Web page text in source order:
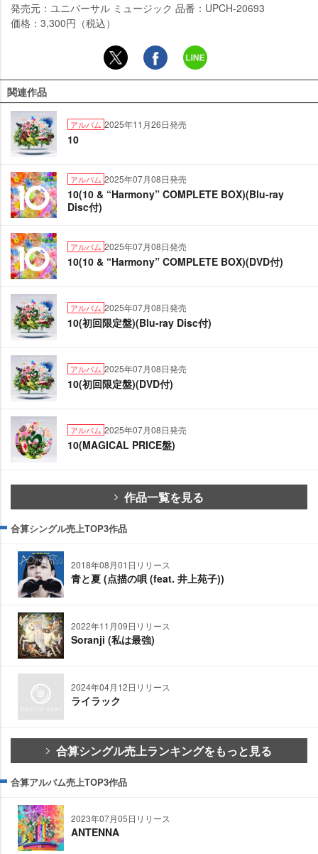
発売元：ユニバーサル ミュージック 品番：UPCH-20693
価格：3,300円（税込）
関連作品
アルバム 2025年11月26日発売
10
アルバム 2025年07月08日発売
10(10 & “Harmony” COMPLETE BOX)(Blu-ray
Disc付)
アルバム 2025年07月08日発売
10(10 & “Harmony” COMPLETE BOX)(DVD付)
アルバム 2025年07月08日発売
10(初回限定盤)(Blu-ray Disc付)
アルバム 2025年07月08日発売
10(初回限定盤)(DVD付)
アルバム 2025年07月08日発売
10(MAGICAL PRICE盤)
作品一覧を見る
合算シングル売上TOP3作品
2018年08月01日リリース
青と夏 (点描の唄 (feat. 井上苑子))
2022年11月09日リリース
Soranji (私は最強)
2024年04月12日リリース
ライラック
合算シングル売上ランキングをもっと見る
合算アルバム売上TOP3作品
2023年07月05日リリース
ANTENNA